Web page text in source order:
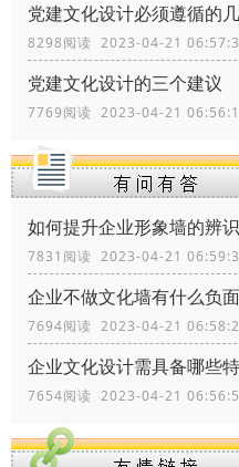
党建文化设计必须遵循的
8298阅读 2023-04-21
党建文化设计的三个建议
7769阅读 2023-04-21
如何提升企业形象墙的辨
7831阅读 2023-04-21
企业不做文化墙有什么负
7694阅读 2023-04-21
企业文化设计需具备哪些
7654阅读 2023-04-21